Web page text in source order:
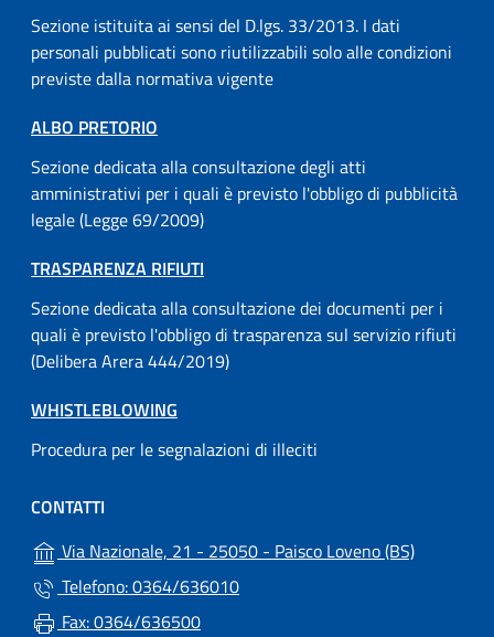
Sezione istituita ai sensi del D.lgs. 33/2013. I dati
personali pubblicati sono riutilizzabili solo alle condizioni
previste dalla normativa vigente
ALBO PRETORIO
Sezione dedicata alla consultazione degli atti
amministrativi per i quali è previsto l'obbligo di pubblicità
legale (Legge 69/2009)
TRASPARENZA RIFIUTI
Sezione dedicata alla consultazione dei documenti per i
quali è previsto l'obbligo di trasparenza sul servizio rifiuti
(Delibera Arera 444/2019)
WHISTLEBLOWING
Procedura per le segnalazioni di illeciti
CONTATTI
Via Nazionale, 21 - 25050 - Paisco Loveno (BS)(apre in
Telefono: 0364/636010
Fax: 0364/636500